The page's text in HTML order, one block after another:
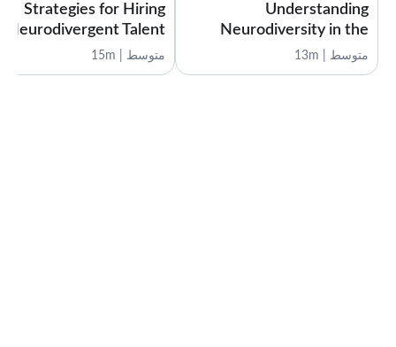
Understanding
Neurodiversity in the
Workplace
متوسط | 13m
Strategies for Hiring
Neurodivergent Talent
متوسط | 15m